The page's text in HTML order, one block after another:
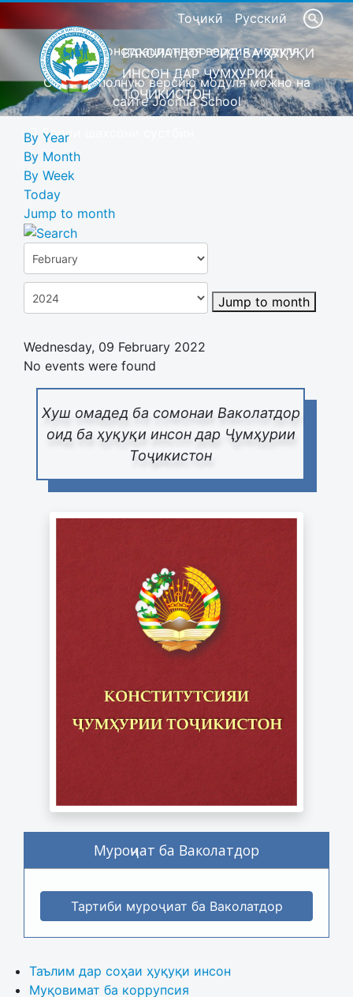
Тоҷикӣ Русский
Это демонстрационная версия модуля
Скачать полную версию модуля можно на
сайте Joomla School
Барои шахсони сустбин
ВАКОЛАТДОР ОИД БА ҲУҚУҚИ
ИНСОН ДАР ҶУМҲУРИИ
ТОҶИКИСТОН
Хуш омадед ба сомонаи Ваколатдор
оид ба ҳуқуқи инсон дар Ҷумҳурии
Тоҷикистон
Муроҷиат ба Ваколатдор
Тартиби муроҷиат ба Ваколатдор
Таълим дар соҳаи ҳуқуқи инсон
Муқовимат ба коррупсия
By Year
By Month
By Week
Today
Jump to month
Jump to month
Wednesday, 09 February 2022
No events were found